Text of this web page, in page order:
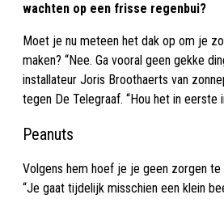
wachten op een frisse regenbui?
Moet je nu meteen het dak op om je
maken? “Nee. Ga vooral geen gekke
installateur Joris Broothaerts van
tegen De Telegraaf. “Hou het in eerste
Peanuts
Volgens hem hoef je je geen zorgen
“Je gaat tijdelijk misschien een klein